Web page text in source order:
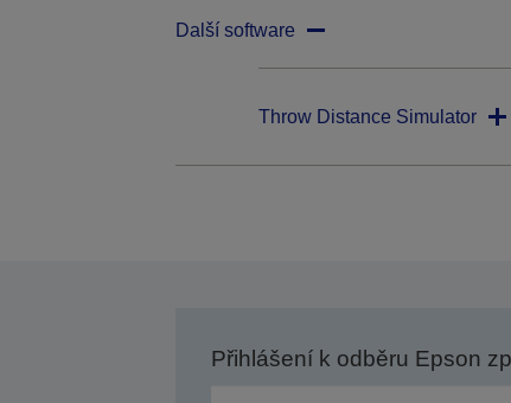
Další software
Throw Distance Simulator
Přihlášení k odběru Epson